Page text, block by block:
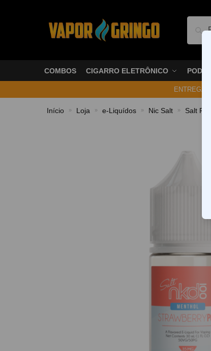
COMBOS CIGARRO ELETRÔNICO PODS
ENTREGA
Início » Loja » e-Liquídos » Nic Salt » Salt